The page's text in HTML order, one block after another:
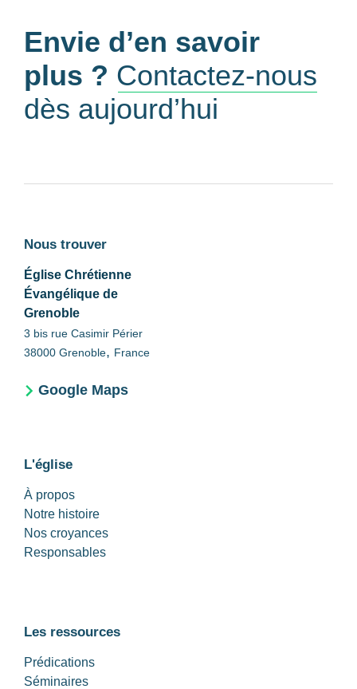
Envie d’en savoir
plus ? Contactez-nous
dès aujourd’hui
Nous trouver
Église Chrétienne
Évangélique de
Grenoble
3 bis rue Casimir Périer
38000 Grenoble, France
Google Maps
L'église
À propos
Notre histoire
Nos croyances
Responsables
Les ressources
Prédications
Séminaires